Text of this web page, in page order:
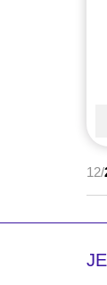
12/